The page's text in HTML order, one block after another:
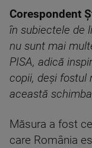
Corespondent
în subiectele de
nu sunt mai
PISA, adică
copii, deși fostul
această
Măsura a fost
care România